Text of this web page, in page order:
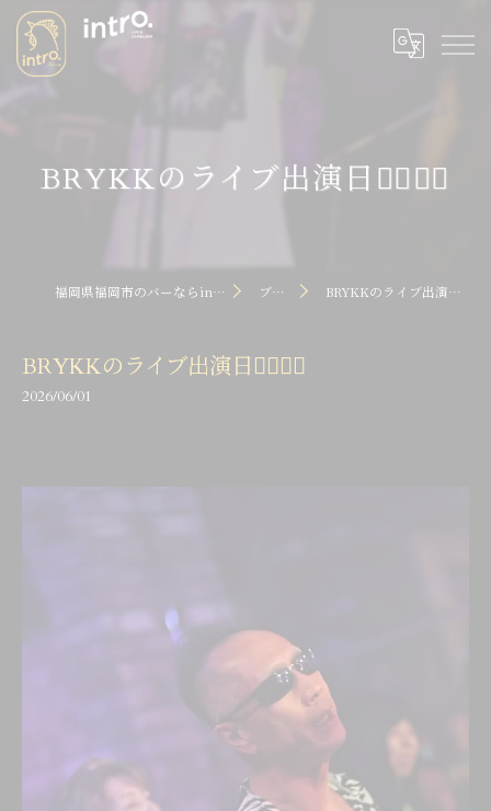
BRYKKのライブ出演日💁‍♂️💁‍♂️
福岡県福岡市のバーならintro dot ブログ BRYKKのライブ出演日💁‍♂️💁‍♂️
BRYKKのライブ出演日💁‍♂️💁‍♂️
2026/06/01